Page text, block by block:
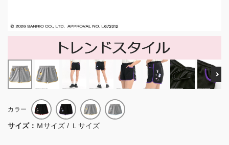
カラー
サイズ： Ｍサイズ / Ｌサイズ